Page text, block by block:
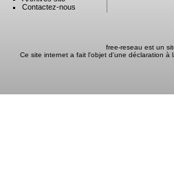
Contactez-nous
free-reseau est un
Ce site internet a fait l'objet d'une déclaration à